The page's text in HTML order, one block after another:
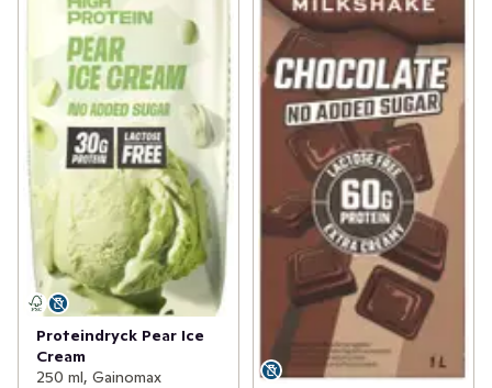
Proteindryck Pear Ice
Cream
250 ml, Gainomax